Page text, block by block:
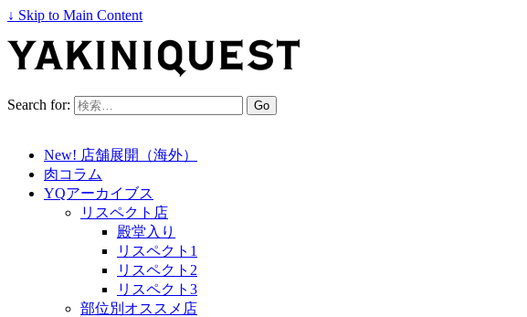
↓ Skip to Main Content
Search for:
New! 店舗展開（海外）
肉コラム
YQアーカイブス
リスペクト店
殿堂入り
リスペクト1
リスペクト2
リスペクト3
部位別オススメ店